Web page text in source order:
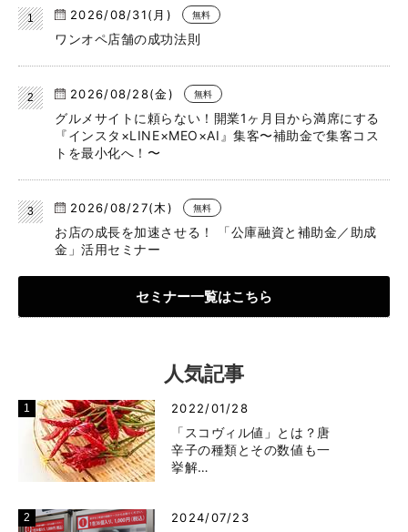
2026/08/31(月) 無料
ワンオペ店舗の成功法則
2026/08/28(金) 無料
グルメサイトに頼らない！開業1ヶ月目から満席にする
『インスタ×LINE×MEO×AI』集客〜補助金で集客コス
トを最小化へ！〜
2026/08/27(木) 無料
お店の成長を加速させる！ 「公庫融資と補助金／助成
金」活用セミナー
セミナー一覧はこちら
人気記事
2022/01/28
「スコヴィル値」とは？唐
辛子の種類とその数値も一
挙解…
2024/07/23